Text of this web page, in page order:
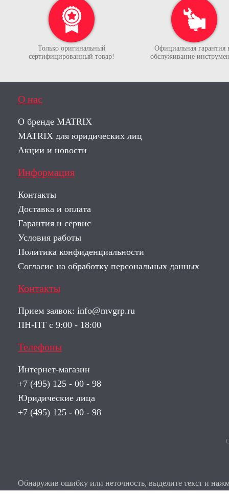
Только оригинальный
сертифицированный товар!
Официальная гарантия
обслуживание
О нас
О бренде MATRIX
MATRIX для юридических лиц
Акции и новости
Информация
Контакты
Доставка и оплата
Гарантия и сервис
Условия работы
Политика конфиденциальности
Согласие на обработку персональных данных
Контакты
Прием заявок: info@mvgrp.ru
ПН-ПТ с 9:00 - 18:00
Телефоны
Интернет-магазин
+7 (495) 125 - 00 - 98
Юридические лица
+7 (495) 125 - 00 - 98
Обнаружив ошибку или неточность, выделите текст и